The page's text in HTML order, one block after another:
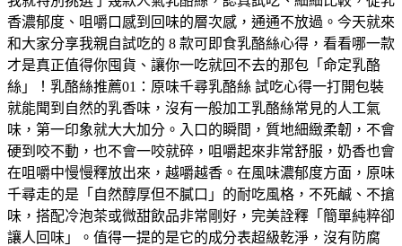
香濃郁度、咀嚼口感到回味的層次感，通通不放過。今天就來
和大家分享我親自試吃的 8 款可即食乳酪絲心得，看看哪一款
才是真正值得你囤貨、讓你一吃就回不去的那包「命定乳酪
絲」！乳酪絲推薦01：原味千尋乳酪絲 試吃心得一打開包裝
就能聞到自然的乳香味，沒有一般加工乳酪絲常見的人工氣
味，第一印象就大大加分。入口的瞬間，質地細緻柔韌，不會
硬到咬不動，也不會一咬就碎，咀嚼起來非常舒服，奶香也會
在咀嚼中慢慢釋放出來，越嚼越香。在風味濃郁度方面，原味
千尋走的是「自然醇厚但不膩口」的耐吃風格，不死鹹、不搶
味，搭配冷泡茶或微甜飲品非常剛好，完美詮釋「簡單純粹卻
讓人回味」。值得一提的是它的成分表超級乾淨，沒有防腐